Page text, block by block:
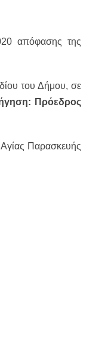
απόφασης της
του Δήμου, σε
Πρόεδρος
Παρασκευής